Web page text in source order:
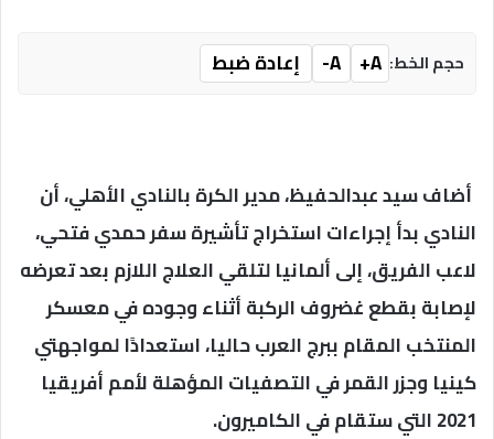
حجم الخط: A+
A- إعادة ضبط
أضاف سيد عبدالحفيظ، مدير الكرة بالنادي الأهلي، أن
النادي بدأ إجراءات استخراج تأشيرة سفر حمدي فتحي،
لاعب الفريق، إلى ألمانيا لتلقي العلاج اللازم بعد تعرضه
لإصابة بقطع غضروف الركبة أثناء وجوده في معسكر
المنتخب المقام ببرج العرب حاليا، استعدادًا لمواجهتي
كينيا وجزر القمر في التصفيات المؤهلة لأمم أفريقيا
2021 التي ستقام في الكاميرون.